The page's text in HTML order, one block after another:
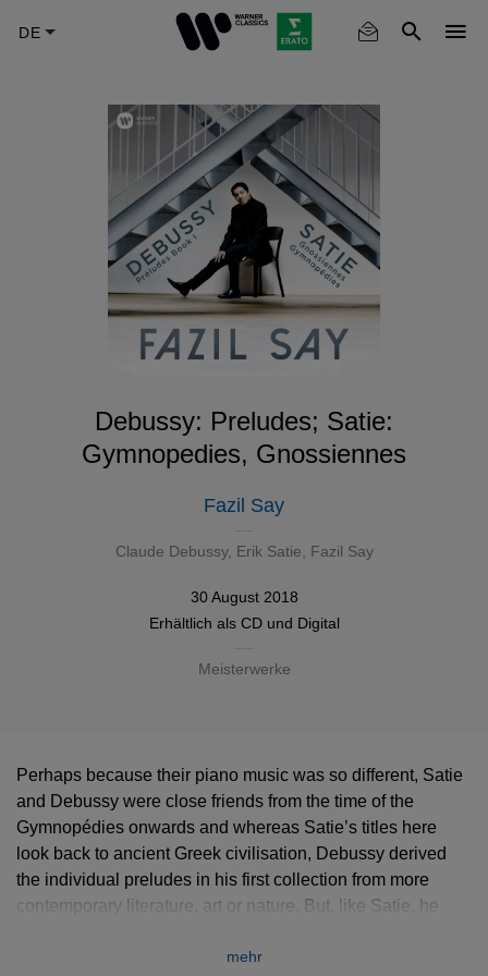
Debussy: Preludes; Satie:
Gymnopedies, Gnossiennes
Fazil Say
Claude Debussy, Erik Satie Fazil Say
30 August 2018
Erhältlich als CDund Digital
Meisterwerke
Perhaps because their piano music was so different, Satie
and Debussy were close friends from the time of the
Gymnopédies onwards and whereas Satie’s titles here
look back to ancient Greek civilisation, Debussy derived
the individual preludes in his first collection from more
contemporary literature, art or nature. But, like Satie, he
placed their titles at the end, although he must have
mehr